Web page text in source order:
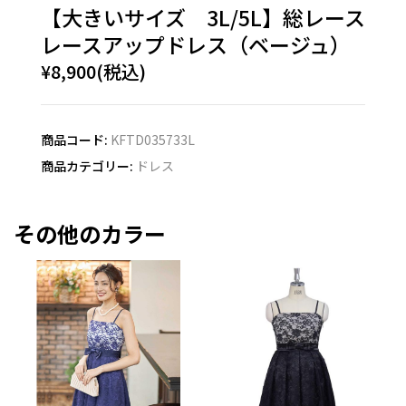
【大きいサイズ 3L/5L】総レース
レースアップドレス（ベージュ）
¥8,900(税込)
商品コード: KFTD035733L
商品カテゴリー: ドレス
その他のカラー